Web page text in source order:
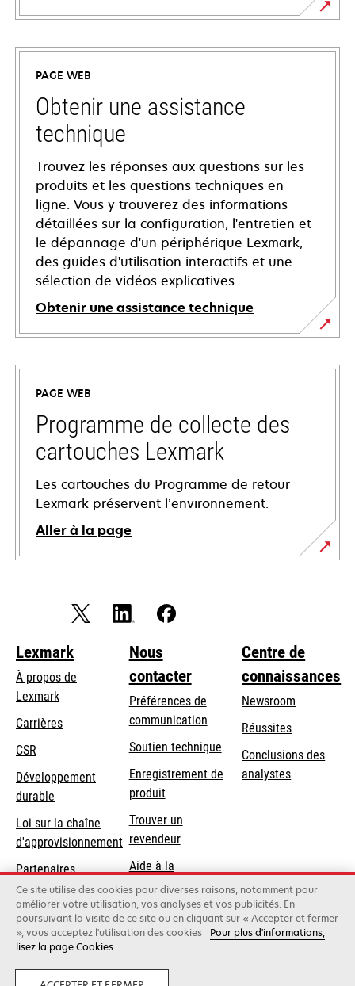
PAGE WEB
Obtenir une assistance
technique
Trouvez les réponses aux questions sur les
produits et les questions techniques en
ligne. Vous y trouverez des informations
détaillées sur la configuration, l'entretien et
le dépannage d'un périphérique Lexmark,
des guides d'utilisation interactifs et une
sélection de vidéos explicatives.
Obtenir une assistance technique
s’ouvre
dans
nouvel
onglet
PAGE WEB
Programme de collecte des
cartouches Lexmark
Les cartouches du Programme de retour
Lexmark préservent l’environnement.
Aller à la page
Lexmark
À propos de
Lexmark
Carrières
CSR
Développement
durable
Loi sur la chaîne
d'approvisionnement
Partenaires
Lexmark
Nous
contacter
Préférences de
communication
s’ouvre
dans
un
nouvel
onglet
Soutien techniques’ouvre
dans
un
Enregistrement de
produit
Trouver un
revendeur
Aide à la
Commande
Centre de
connaissances
Newsroom
Réussites
Conclusions des
analystes
Lexmark International, Inc., une société Xerox
©2026 Tous droits réservés.
Ce site utilise des cookies pour diverses raisons, notamment pour
améliorer votre utilisation, vos analyses et vos publicités. En
poursuivant la visite de ce site ou en cliquant sur « Accepter et fermer
», vous acceptez l'utilisation des cookies
Pour plus d'informations,
lisez la page Cookies